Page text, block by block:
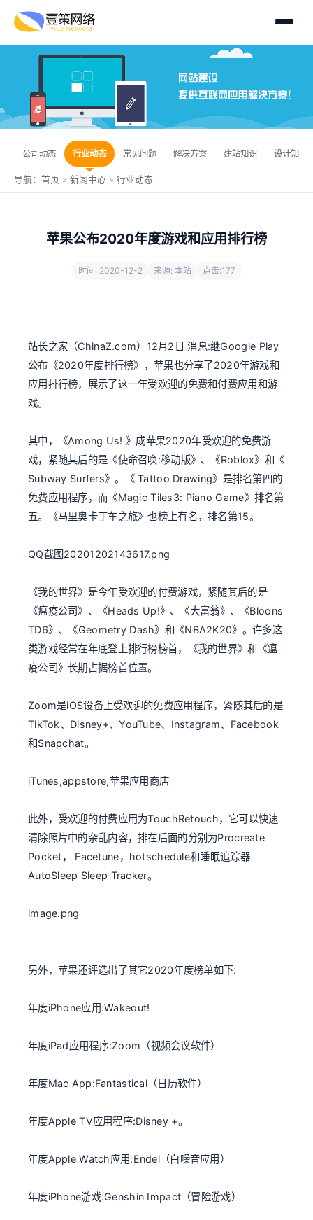
公司动态 行业动态 常见问题 解决方案 建站知识 设计知识
导航： 首页 » 新闻中心 » 行业动态
苹果公布2020年度游戏和应用排行榜
时间: 2020-12-2 来源: 本站 点击:177
站长之家（ChinaZ.com）12月2日 消息:继Google Play
公布《2020年度排行榜》，苹果也分享了2020年游戏和
应用排行榜，展示了这一年受欢迎的免费和付费应用和游
戏。
其中，《Among Us! 》成苹果2020年受欢迎的免费游
戏，紧随其后的是《使命召唤:移动版》、《Roblox》和《
Subway Surfers》。《 Tattoo Drawing》是排名第四的
免费应用程序，而《Magic Tiles3: Piano Game》排名第
五。《马里奥卡丁车之旅》也榜上有名，排名第15。
QQ截图20201202143617.png
《我的世界》是今年受欢迎的付费游戏，紧随其后的是
《瘟疫公司》、《Heads Up!》、《大富翁》、《Bloons
TD6》、《Geometry Dash》和《NBA2K20》。许多这
类游戏经常在年底登上排行榜榜首，《我的世界》和《瘟
疫公司》长期占据榜首位置。
Zoom是iOS设备上受欢迎的免费应用程序，紧随其后的是
TikTok、Disney+、YouTube、Instagram、Facebook
和Snapchat。
iTunes,appstore,苹果应用商店
此外，受欢迎的付费应用为TouchRetouch，它可以快速
清除照片中的杂乱内容，排在后面的分别为Procreate
Pocket， Facetune，hotschedule和睡眠追踪器
AutoSleep Sleep Tracker。
image.png
另外，苹果还评选出了其它2020年度榜单如下:
年度iPhone应用:Wakeout!
年度iPad应用程序:Zoom（视频会议软件）
年度Mac App:Fantastical（日历软件）
年度Apple TV应用程序:Disney +。
年度Apple Watch应用:Endel（白噪音应用）
年度iPhone游戏:Genshin Impact（冒险游戏）